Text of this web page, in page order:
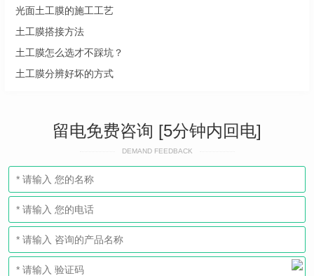
光面土工膜的施工工艺
土工膜搭接方法
土工膜怎么选才不踩坑？
土工膜分辨好坏的方式
留电免费咨询 [5分钟内回电]
DEMAND FEEDBACK